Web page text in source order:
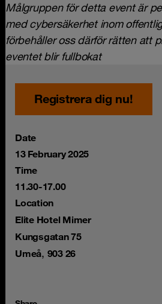
Målgruppen för detta event är
med cybersäkerhet inom
förbehåller oss därför rätten att
eventet blir fullbokat
Registrera dig nu!
Date
13 February 2025
Time
11.30-17.00
Location
Elite Hotel Mimer
Kungsgatan 75
Umeå, 903 26